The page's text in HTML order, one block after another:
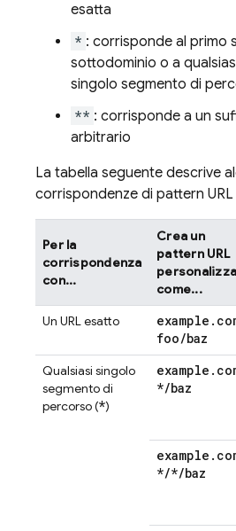
esatta
* : corrisponde al primo
sottodominio o a
singolo segmento di
** : corrisponde a un
arbitrario
La tabella seguente descrive
corrispondenze di pattern
Per la
corrispondenza
con...
Crea un
pattern URL
come...
Un URL esatto
example .
foo/baz
Qualsiasi singolo
segmento di
percorso (*)
example .
*/baz
example .
*/*/baz